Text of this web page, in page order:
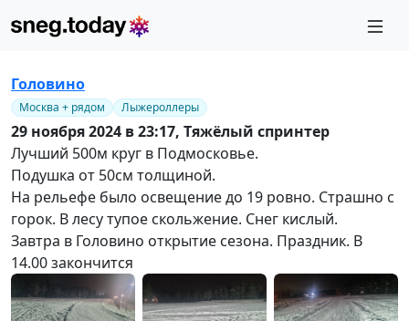
Головино
Москва + рядом Лыжероллеры
29 ноября 2024 в 23:17, Тяжёлый спринтер
Лучший 500м круг в Подмосковье.
Подушка от 50см толщиной.
На рельефе было освещение до 19 ровно. Страшно с
горок. В лесу тупое скольжение. Снег кислый.
Завтра в Головино открытие сезона. Праздник. В
14.00 закончится